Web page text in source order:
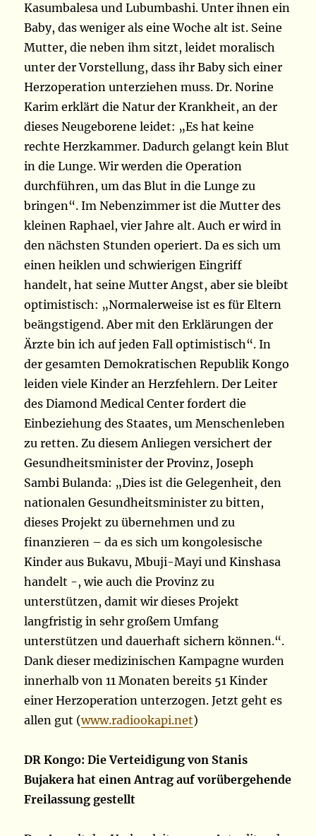
Kasumbalesa und Lubumbashi. Unter ihnen ein
Baby, das weniger als eine Woche alt ist. Seine
Mutter, die neben ihm sitzt, leidet moralisch
unter der Vorstellung, dass ihr Baby sich einer
Herzoperation unterziehen muss. Dr. Norine
Karim erklärt die Natur der Krankheit, an der
dieses Neugeborene leidet: „Es hat keine
rechte Herzkammer. Dadurch gelangt kein Blut
in die Lunge. Wir werden die Operation
durchführen, um das Blut in die Lunge zu
bringen“. Im Nebenzimmer ist die Mutter des
kleinen Raphael, vier Jahre alt. Auch er wird in
den nächsten Stunden operiert. Da es sich um
einen heiklen und schwierigen Eingriff
handelt, hat seine Mutter Angst, aber sie bleibt
optimistisch: „Normalerweise ist es für Eltern
beängstigend. Aber mit den Erklärungen der
Ärzte bin ich auf jeden Fall optimistisch“. In
der gesamten Demokratischen Republik Kongo
leiden viele Kinder an Herzfehlern. Der Leiter
des Diamond Medical Center fordert die
Einbeziehung des Staates, um Menschenleben
zu retten. Zu diesem Anliegen versichert der
Gesundheitsminister der Provinz, Joseph
Sambi Bulanda: „Dies ist die Gelegenheit, den
nationalen Gesundheitsminister zu bitten,
dieses Projekt zu übernehmen und zu
finanzieren – da es sich um kongolesische
Kinder aus Bukavu, Mbuji-Mayi und Kinshasa
handelt -, wie auch die Provinz zu
unterstützen, damit wir dieses Projekt
langfristig in sehr großem Umfang
unterstützen und dauerhaft sichern können.“.
Dank dieser medizinischen Kampagne wurden
innerhalb von 11 Monaten bereits 51 Kinder
einer Herzoperation unterzogen. Jetzt geht es
allen gut (www.radiookapi.net)
DR Kongo: Die Verteidigung von Stanis
Bujakera hat einen Antrag auf vorübergehende
Freilassung gestellt